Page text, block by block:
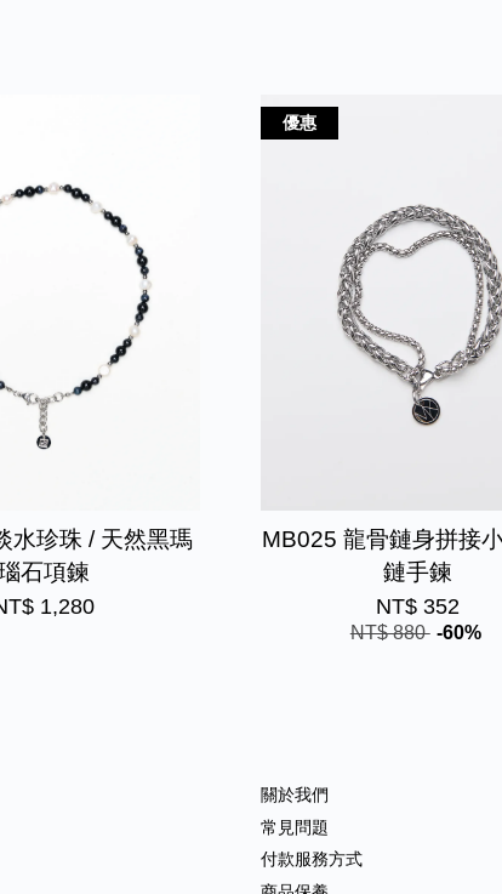
水珍珠 / 天然黑瑪
石項鍊
1,280
優惠
MB025 龍骨鏈身拼接
鏈手鍊
NT$ 352
NT$ 880 -60%
關於我們
常見問題
付款服務方式